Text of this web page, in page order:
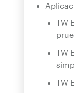
TW
TW
TW